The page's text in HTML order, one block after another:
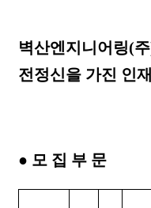
벽산엔지니어링(주
전정신을 가진 인
● 모 집 부 문